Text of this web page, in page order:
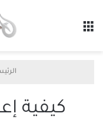
كيفية